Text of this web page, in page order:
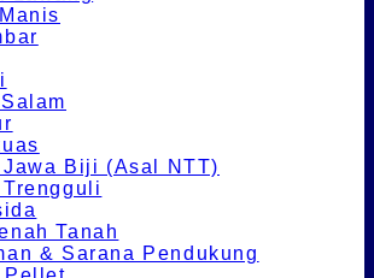
Jawa Biji (Asal NTT)
Tanah
& Sarana Pendukung